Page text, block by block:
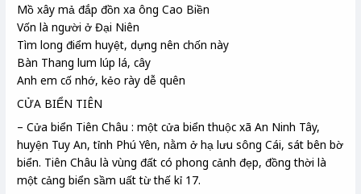
Mồ xây mả đắp đồn xa ông Cao Biền
Vốn là người ở Đại Niên
Tìm long điểm huyệt, dựng nên chốn này
Bàn Thang lum lúp lá, cây
Anh em cố nhớ, kẻo rày dễ quên
CỬA BIỂN TIÊN
– Cửa biển Tiên Châu : một cửa biển thuộc xã An Ninh Tây,
huyện Tuy An, tỉnh Phú Yên, nằm ở hạ lưu sông Cái, sát bên bờ
biển. Tiên Châu là vùng đất có phong cảnh đẹp, đồng thời là
một cảng biển sầm uất từ thế kỉ 17.